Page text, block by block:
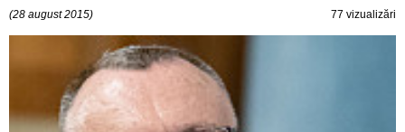
(28 august 2015) 77 vizualizări